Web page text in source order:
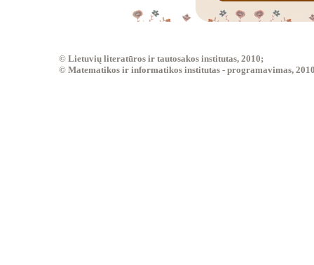
© Lietuvių literatūros ir tautosakos institutas, 2010;
© Matematikos ir informatikos institutas - programavimas,